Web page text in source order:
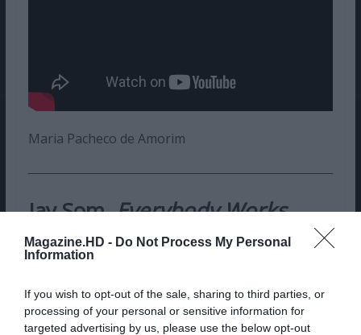
Magazine.HD - Do Not Process My Personal
Information
If you wish to opt-out of the sale, sharing to third parties, or
processing of your personal or sensitive information for
targeted advertising by us, please use the below opt-out
Maria Pacheco de Amorim
Jay Som,Everybody Works
(Polyvinyl, 10 Março 2017)
seu novo álbum,Everybody Works. A cantora e
compositora que assina como Jay Som começou a